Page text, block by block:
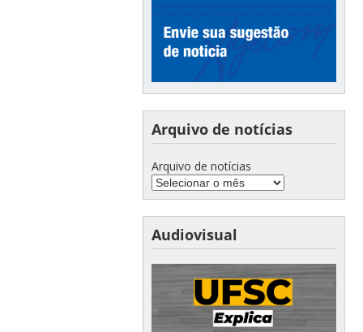
Arquivo de notícias
Arquivo de notícias
Audiovisual